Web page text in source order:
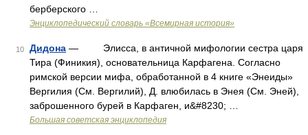
берберского …
Энциклопедический словарь «Всемирная история»
10 Дидона — Элисса, в античной мифологии сестра царя
Тира (Финикия), основательница Карфагена. Согласно
римской версии мифа, обработанной в 4 книге «Энеиды»
Вергилия (См. Вергилий), Д. влюбилась в Энея (См. Эней),
заброшенного бурей в Карфаген, и&#8230; …
Большая советская энциклопедия